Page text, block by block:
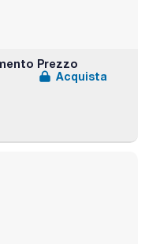
Prezzo
Acquista